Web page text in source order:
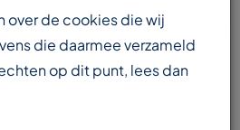
voorraad
en componenten
over de cookies die wij
die daarmee verzameld
op dit punt, lees dan